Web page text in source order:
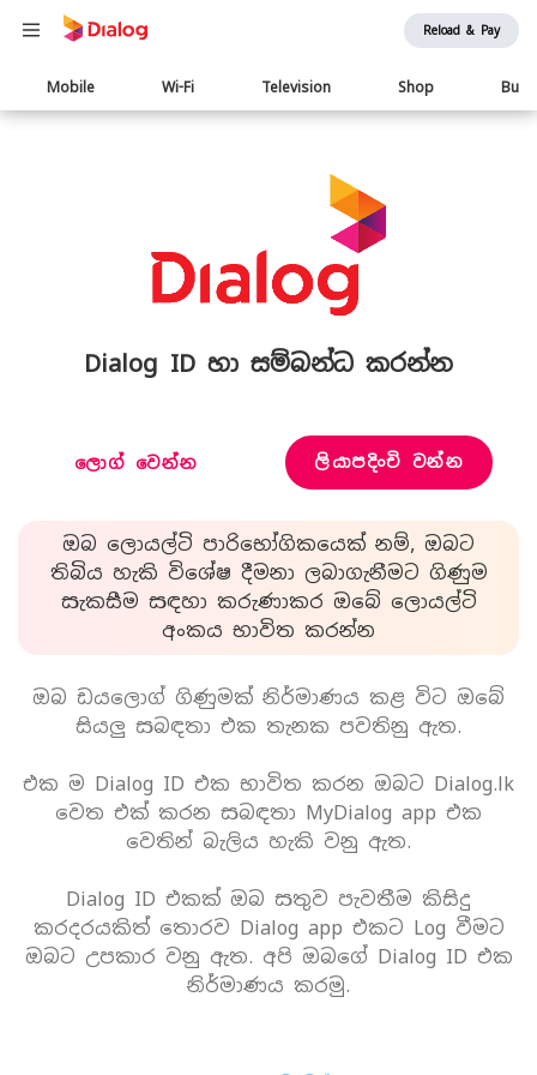
Reload & Pay
Main
navigation
Mobile Wi-Fi Television Shop
Dialog ID හා සම්බන්ධ කරන්න
ලොග් වෙන්න ලියාපදිංචි වන්න
ඔබ ලොයල්ටි පාරිභෝගිකයෙක් නම්, ඔබට
තිබිය හැකි විශේෂ දීමනා ලබාගැනීමට ගිණුම
සැකසීම සඳහා කරුණාකර ඔබේ ලොයල්ටි
අංකය භාවිත කරන්න
ඔබ ඩයලොග් ගිණුමක් නිර්මාණය කළ විට ඔබේ
සියලු සබඳතා එක තැනක පවතිනු ඇත.
එක ම Dialog ID එක භාවිත කරන ඔබට Dialog.lk
වෙත එක් කරන සබඳතා MyDialog app එක
වෙතින් බැලිය හැකි වනු ඇත.
Dialog ID එකක් ඔබ සතුව පැවතීම කිසිදු
කරදරයකිත් තොරව Dialog app එකට Log වීමට
ඔබට උපකාර වනු ඇත. අපි ඔබගේ Dialog ID එක
නිර්මාණය කරමු.